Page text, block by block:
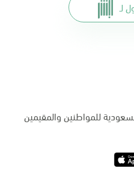
لـ
للمواطنين والمقيمين